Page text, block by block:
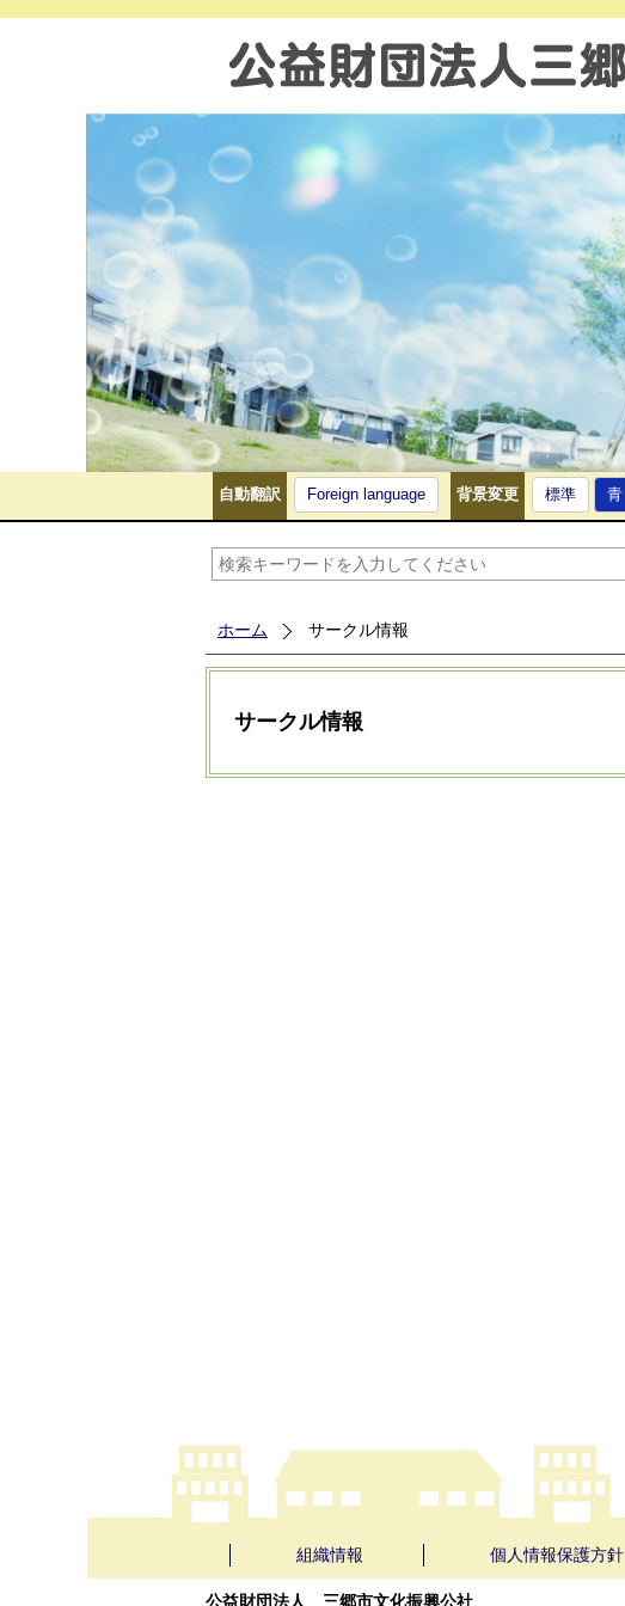
自動翻訳 Foreign language 背景変更 標準 青
ホーム サークル情報
サークル情報
組織情報 個人情報保護方針
公益財団法人 三郷市文化振興公社